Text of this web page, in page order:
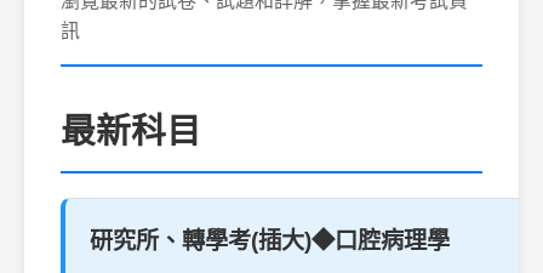
訊
最新科目
研究所、轉學考(插大)◆口腔病理學